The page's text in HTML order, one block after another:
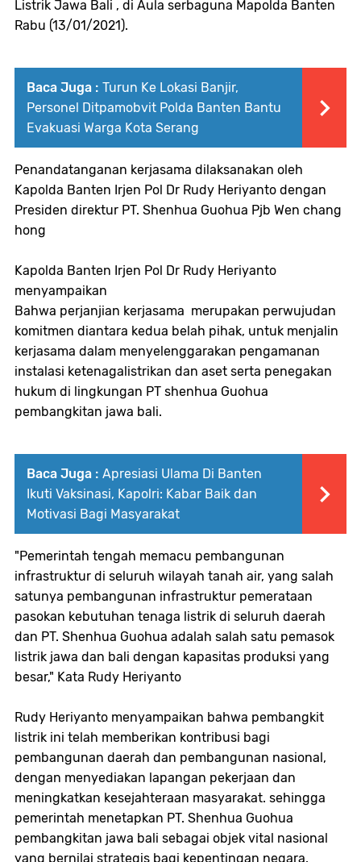
Listrik Jawa Bali , di Aula serbaguna Mapolda Banten
Rabu (13/01/2021).
Baca Juga : Turun Ke Lokasi Banjir,
Personel Ditpamobvit Polda Banten Bantu
Evakuasi Warga Kota Serang
Penandatanganan kerjasama dilaksanakan oleh
Kapolda Banten Irjen Pol Dr Rudy Heriyanto dengan
Presiden direktur PT. Shenhua Guohua Pjb Wen chang
hong
Kapolda Banten Irjen Pol Dr Rudy Heriyanto
menyampaikan
Bahwa perjanjian kerjasama merupakan perwujudan
komitmen diantara kedua belah pihak, untuk menjalin
kerjasama dalam menyelenggarakan pengamanan
instalasi ketenagalistrikan dan aset serta penegakan
hukum di lingkungan PT shenhua Guohua
pembangkitan jawa bali.
Baca Juga : Apresiasi Ulama Di Banten
Ikuti Vaksinasi, Kapolri: Kabar Baik dan
Motivasi Bagi Masyarakat
"Pemerintah tengah memacu pembangunan
infrastruktur di seluruh wilayah tanah air, yang salah
satunya pembangunan infrastruktur pemerataan
pasokan kebutuhan tenaga listrik di seluruh daerah
dan PT. Shenhua Guohua adalah salah satu pemasok
listrik jawa dan bali dengan kapasitas produksi yang
besar," Kata Rudy Heriyanto
Rudy Heriyanto menyampaikan bahwa pembangkit
listrik ini telah memberikan kontribusi bagi
pembangunan daerah dan pembangunan nasional,
dengan menyediakan lapangan pekerjaan dan
meningkatkan kesejahteraan masyarakat. sehingga
pemerintah menetapkan PT. Shenhua Guohua
pembangkitan jawa bali sebagai objek vital nasional
yang bernilai strategis bagi kepentingan negara.